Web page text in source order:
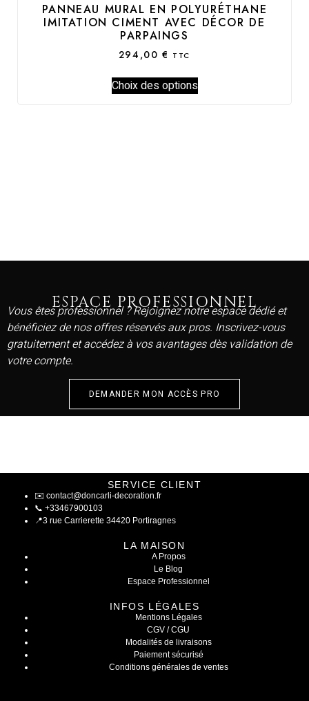
PANNEAU MURAL EN POLYURÉTHANE
IMITATION CIMENT AVEC DÉCOR DE
PARPAINGS
294,00€ TTC
Choix des options
ESPACE PROFESSIONNEL
Vous êtes professionnel ? Rejoignez notre espace dédié et
bénéficiez de nos offres réservés aux pros. Inscrivez-vous
gratuitement et accédez à vos avantages dès validation de
votre compte.
DEMANDER MON ACCÈS PRO
SERVICE CLIENT
✉️ contact@doncarli-decoration.fr
📞 +33467900103
📍3 rue Carrierette 34420 Portiragnes
LA MAISON
A Propos
Le Blog
Espace Professionnel
INFOS LÉGALES
Mentions Légales
CGV / CGU
Modalités de livraisons
Paiement sécurisé
Conditions générales de ventes